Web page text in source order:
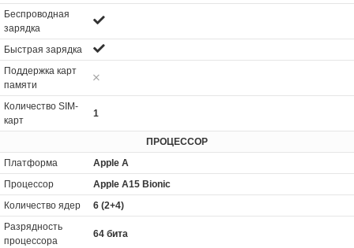
Беспроводная
зарядка
Быстрая зарядка
Поддержка карт
памяти
Количество SIM-
карт
1
ПРОЦЕССОР
Платформа
Apple A
Процессор
Apple A15 Bionic
Количество ядер
6 (2+4)
Разрядность
процессора
64 бита